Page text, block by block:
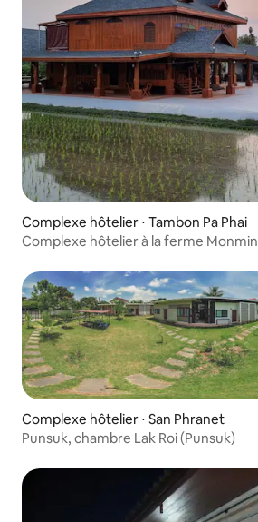
Complexe hôtelier ⋅ Tambon Pa Phai
Complexe hôtelier à la ferme Monmin
Complexe hôtelier ⋅ San Phranet
Punsuk, chambre Lak Roi (Punsuk)